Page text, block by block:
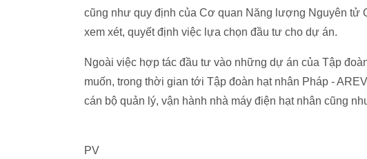
cũng như quy định của Cơ quan Năng lượng Nguyên tử
xem xét, quyết định việc lựa chọn đầu tư cho dự án.
Ngoài việc hợp tác đầu tư vào những dự án của Tập
muốn, trong thời gian tới Tập đoàn hạt nhân Pháp -
cán bộ quản lý, vận hành nhà máy điện hạt nhân cũng
PV